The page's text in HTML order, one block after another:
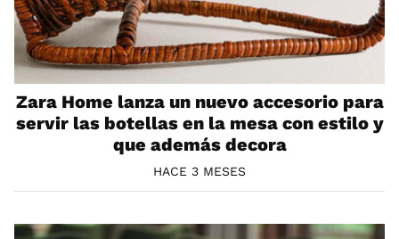
Zara Home lanza un nuevo accesorio para
servir las botellas en la mesa con estilo y
que además decora
HACE 3 MESES